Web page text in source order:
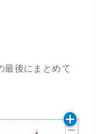
最後にまとめて